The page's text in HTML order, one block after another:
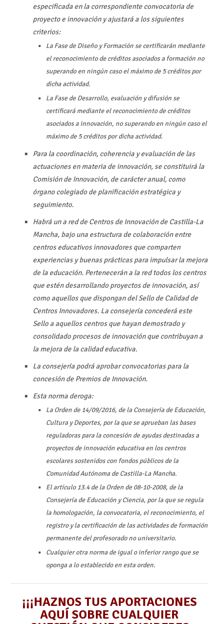
especificada en la correspondiente convocatoria de
proyecto e innovación y ajustará a los siguientes
criterios:
La Fase de Diseño y Formación se certificarán mediante
el reconocimiento de créditos asociados a formación no
superando en ningún caso el máximo de 5 créditos por
dicha actividad.
La Fase de Desarrollo, evaluación y difusión se
certificará mediante el reconocimiento de créditos
asociados a innovación, no superando en ningún caso el
máximo de 5 créditos por dicha actividad.
Para la coordinación, coherencia y evaluación de las
actuaciones en materia de innovación, se constituirá la
Comisión de Innovación, de carácter anual, como
órgano colegiado de planificación estratégica y
seguimiento.
Habrá un a red de Centros de Innovación de Castilla-La
Mancha, bajo una estructura de colaboración entre
centros educativos innovadores que comparten
experiencias y buenas prácticas para impulsar la mejora
de la educación. Pertenecerán a la red todos los centros
que estén desarrollando proyectos de innovación, así
como aquellos que dispongan del Sello de Calidad de
Centros Innovadores. La consejería concederá este
Sello a aquellos centros que hayan demostrado y
consolidado procesos de innovación que contribuyan a
la mejora de la calidad educativa.
La consejería podrá aprobar convocatorias para la
concesión de Premios de Innovación.
Esta norma deroga:
La Orden de 14/09/2016, de la Consejería de Educación,
Cultura y Deportes, por la que se aprueban las bases
reguladoras para la concesión de ayudas destinadas a
proyectos de innovación educativa en los centros
escolares sostenidos con fondos públicos de la
Comunidad Autónoma de Castilla-La Mancha.
El artículo 13.4 de la Orden de 08-10-2008, de la
Consejería de Educación y Ciencia, por la que se regula
la homologación, la convocatoria, el reconocimiento, el
registro y la certificación de las actividades de formación
permanente del profesorado no universitario.
Cualquier otra norma de igual o inferior rango que se
oponga a lo establecido en esta orden.
¡¡¡HAZNOS TUS APORTACIONES
AQUÍ SOBRE CUALQUIER